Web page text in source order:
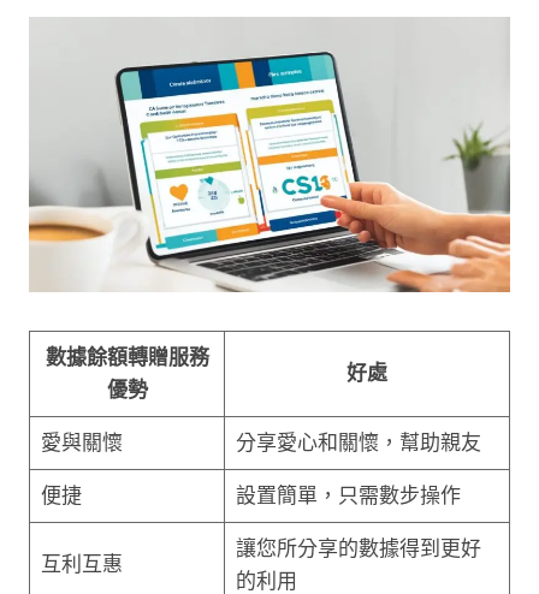
數據餘額轉贈服務
優勢
好處
愛與關懷 分享愛心和關懷，幫助親友
便捷 設置簡單，只需數步操作
互利互惠
讓您所分享的數據得到更好
的利用